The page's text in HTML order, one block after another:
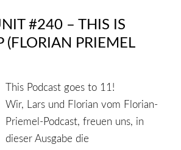
#240 – THIS IS
(FLORIAN PRIEMEL
This Podcast goes to 11!
Wir, Lars und Florian vom Florian-
Priemel-Podcast, freuen uns, in
dieser Ausgabe die